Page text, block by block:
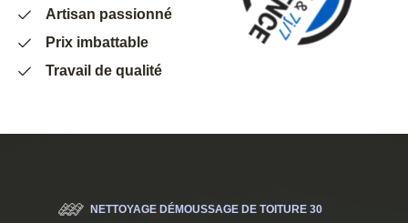
Artisan passionné
Prix imbattable
Travail de qualité
NETTOYAGE DÉMOUSSAGE DE TOITURE 30